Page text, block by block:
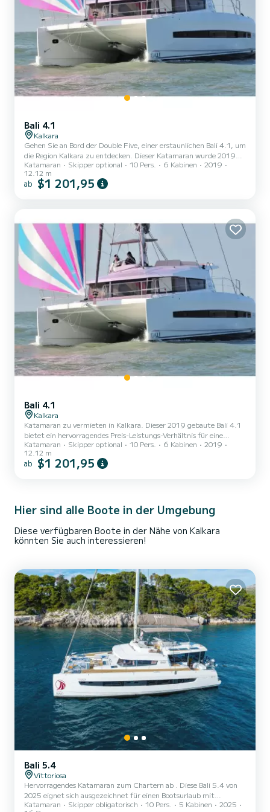
Bali 4.1
Kalkara
Gehen Sie an Bord der Double Five, einer erstaunlichen Bali 4.1, um
die Region Kalkara zu entdecken. Dieser Katamaran wurde 2019
gebaut, um umfassenden Komfort und Leistung auf See zu
gewährleisten. Das Boot verfügt über 6 voll ausgestattete Kabinen
und bietet Platz für 10 Personen. Mit einer Gesamtlänge von 12
a...
Katamaran Skipper optional 10 Pers. 6 Kabinen
2019
12.12 m
ab $1 201,95
Bali 4.1
Kalkara
Katamaran zu vermieten in Kalkara. Dieser 2019 gebaute Bali 4.1
bietet ein hervorragendes Preis-Leistungs-Verhältnis für eine
Kreuzfahrt von einigen Tagen oder sogar einigen Wochen. Das Boot
verfügt über 6 voll ausgestattete Kabinen und bietet Platz für 10
Personen. Mit einer Gesamtlänge von 12 Metern ist es Ihr bester
Katamaran Skipper optional 10 Pers. 6 Kabinen
2019
12.12 m
ab $1 201,95
Hier sind alle Boote in der Umgebung
Diese verfügbaren Boote in der Nähe von Kalkara
könnten Sie auch interessieren!
Bali 5.4
Vittoriosa
Hervorragendes Katamaran zum Chartern ab . Diese Bali 5.4 von
2025 eignet sich ausgezeichnet für einen Bootsurlaub mit
Freunden oder Familie. Das Boot hat 5 Kabinen mit allem Komfort
Katamaran Skipper obligatorisch 10 Pers. 5 Kabinen
2025